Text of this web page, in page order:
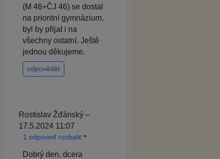
(M 46+ČJ 46) se dostal
na prioritní gymnázium,
byl by přijat i na
všechny ostatní. Ještě
jednou děkujeme.
odpovědět
Rostislav Žďánský –
17.5.2024 11:07
1 odpoveď rozbalit
Dobrý den, dcera